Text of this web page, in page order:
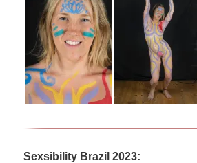
Sexsibility Brazil 2023: